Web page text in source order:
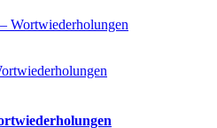
Wortwiederholungen